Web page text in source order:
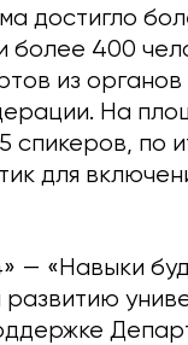
достигло
более 400
из
На
спикеров, по
для
— «Навыки